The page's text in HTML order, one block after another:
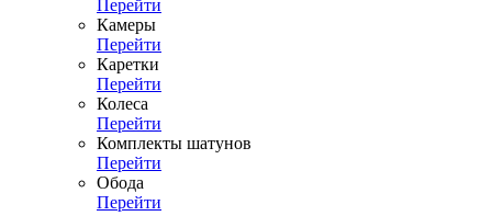
Перейти
Камеры
Перейти
Каретки
Перейти
Колеса
Перейти
Комплекты шатунов
Перейти
Обода
Перейти